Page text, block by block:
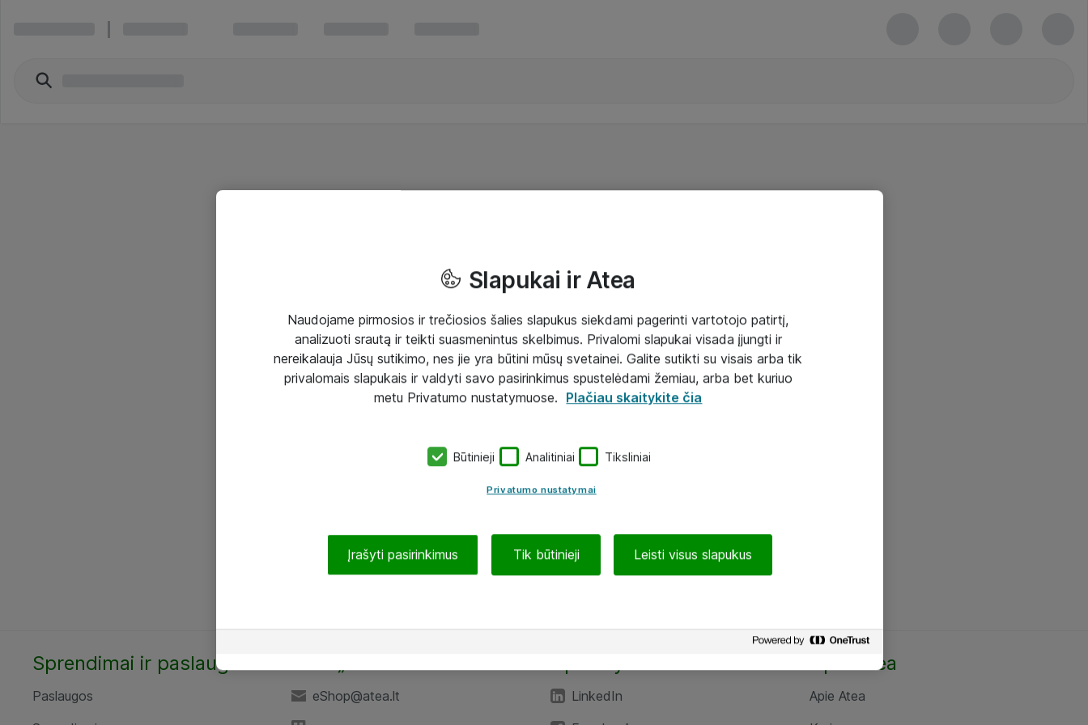
Sprendimai ir paslaugos
Paslaugos
eShop@atea.lt
LinkedIn
Apie Atea
Apie Atea
Slapukai ir Atea
Naudojame pirmosios ir trečiosios šalies slapukus siekdami pagerinti vartotojo patirtį,
analizuoti srautą ir teikti suasmenintus skelbimus. Privalomi slapukai visada įjungti ir
nereikalauja Jūsų sutikimo, nes jie yra būtini mūsų svetainei. Galite sutikti su visais arba tik
privalomais slapukais ir valdyti savo pasirinkimus spustelėdami žemiau, arba bet kuriuo
metu Privatumo nustatymuose. Plačiau skaitykite čia
Būtinieji Analitiniai Tiksliniai
Privatumo nustatymai
Įrašyti pasirinkimus Tik būtinieji Leisti visus slapukus